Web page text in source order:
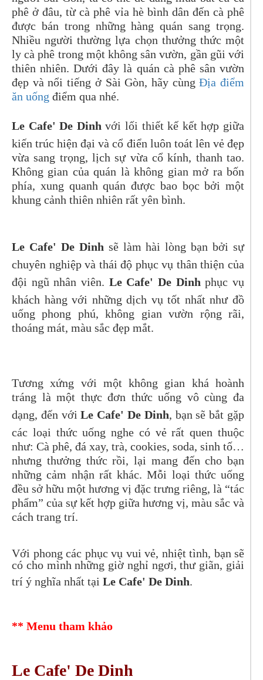
phê ở đâu, từ cà phê vỉa hè bình dân đến cà phê
được bán trong những hàng quán sang trọng.
Nhiều người thường lựa chọn thưởng thức một
ly cà phê trong một không sân vườn, gần gũi với
thiên nhiên. Dưới đây là quán cà phê sân vườn
đẹp và nổi tiếng ở Sài Gòn, hãy cùngĐịa điểm
ăn uống điểm qua nhé.
Le Cafe' De Dinh với lối thiết kế kết hợp giữa
kiến trúc hiện đại và cổ điển luôn toát lên vẻ đẹp
vừa sang trọng, lịch sự vừa cổ kính, thanh tao.
Không gian của quán là không gian mở ra bốn
phía, xung quanh quán được bao bọc bởi một
khung cảnh thiên nhiên rất yên bình.
Le Cafe' De Dinh sẽ làm hài lòng bạn bởi sự
chuyên nghiệp và thái độ phục vụ thân thiện của
đội ngũ nhân viên. Le Cafe' De Dinh phục vụ
khách hàng với những dịch vụ tốt nhất như đồ
uống phong phú, không gian vườn rộng rãi,
thoáng mát, màu sắc đẹp mắt.
Tương xứng với một không gian khá hoành
tráng là một thực đơn thức uống vô cùng đa
dạng, đến vớiLe Cafe' De Dinh, bạn sẽ bắt gặp
các loại thức uống nghe có vẻ rất quen thuộc
như: Cà phê, đá xay, trà, cookies, soda, sinh tố…
nhưng thưởng thức rồi, lại mang đến cho bạn
những cảm nhận rất khác. Mỗi loại thức uống
đều sở hữu một hương vị đặc trưng riêng, là “tác
phẩm” của sự kết hợp giữa hương vị, màu sắc và
cách trang trí.
Với phong các phục vụ vui vẻ, nhiệt tình, bạn sẽ
có cho mình những giờ nghỉ ngơi, thư giãn, giải
trí ý nghĩa nhất tại Le Cafe' De Dinh.
** Menu tham khảo
Le Cafe' De Dinh